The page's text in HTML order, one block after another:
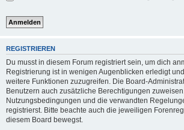
REGISTRIEREN
Du musst in diesem Forum registriert sein, um dich
Registrierung ist in wenigen Augenblicken erledigt
weitere Funktionen zuzugreifen. Die Board-
Benutzern auch zusätzliche Berechtigungen
Nutzungsbedingungen und die verwandten
registrierst. Bitte beachte auch die jeweiligen
diesem Board bewegst.